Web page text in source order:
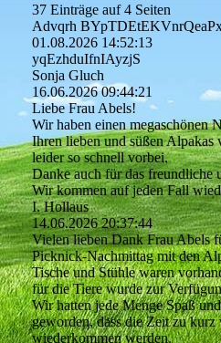
37 Einträge auf 4 Seiten
Advqrh
01.08.2026 14:52:13
yqEzhduIfnIAyzjS
Sonja Gluch
16.06.2026 09:44:21
Liebe Frau Abels!
Wir haben einen megaschönen
Ihren lieben und süßen
leider so schnell vorbei.
Danke auch für das freundliche
Wir kommen auf jeden Fall
I. Hollaus
14.06.2026 20:37:44
Vielen lieben Dank Frau Abels
Picknick-Nachmittag mit den
Tische und Stühle waren
für die Tiere wurde zur
Wir hatten jede Menge Spaß
geworden, dass die Zeit zu
wiederkommen werden.